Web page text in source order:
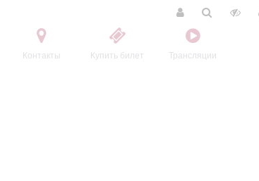
Контакты Купить билет Трансляции